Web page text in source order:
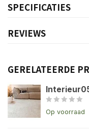
SPECIFICATIES
REVIEWS
GERELATEERDE
Op voorraad